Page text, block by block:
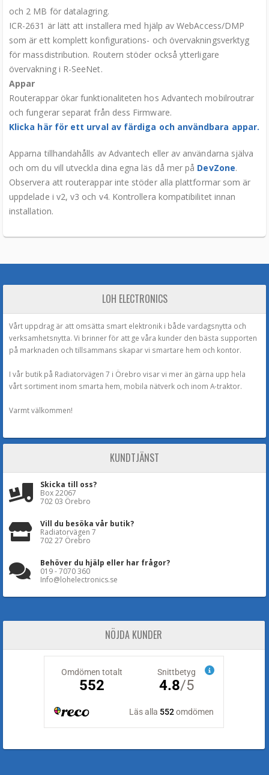
och 2 MB för datalagring.
ICR-2631 är lätt att installera med hjälp av WebAccess/DMP
som är ett komplett konfigurations- och övervakningsverktyg
för massdistribution. Routern stöder också ytterligare
övervakning i R-SeeNet.
Appar
Routerappar ökar funktionaliteten hos Advantech mobilroutrar
och fungerar separat från dess Firmware.
Klicka här för ett urval av färdiga och användbara appar.
Apparna tillhandahålls av Advantech eller av användarna själva
och om du vill utveckla dina egna läs då mer på DevZone.
Observera att routerappar inte stöder alla plattformar som är
uppdelade i v2, v3 och v4. Kontrollera kompatibilitet innan
installation.
LOH ELECTRONICS
Vårt uppdrag är att omsätta smart elektronik i både vardagsnytta och
verksamhetsnytta. Vi brinner för att ge våra kunder den bästa supporten
på marknaden och tillsammans skapar vi smartare hem och kontor.
I vår butik på Radiatorvägen 7 i Örebro visar vi mer än gärna upp hela
vårt sortiment inom smarta hem, mobila nätverk och inom A-traktor.
Varmt välkommen!
KUNDTJÄNST
Skicka till oss?
Box 22067
702 03 Örebro
Vill du besöka vår butik?
Radiatorvägen 7
702 27 Örebro
Behöver du hjälp eller har frågor?
019 - 7070 360
Info@lohelectronics.se
NÖJDA KUNDER